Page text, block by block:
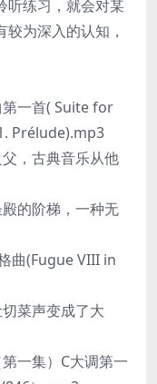
听练习，就会对某
为深入的认知，
一首( Suite for
Prélude).mp3
，古典音乐从他
的阶梯，一种无
曲(Fugue VIII in
菜声变成了大
一集）C大调第一